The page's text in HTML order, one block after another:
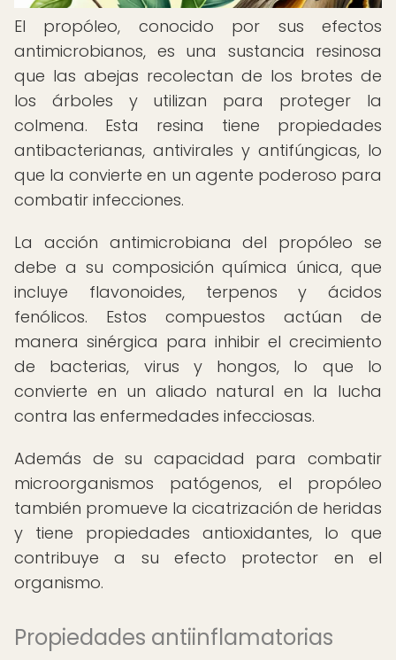
El propóleo, conocido por sus efectos
antimicrobianos, es una sustancia resinosa
que las abejas recolectan de los brotes de
los árboles y utilizan para proteger la
colmena. Esta resina tiene propiedades
antibacterianas, antivirales y antifúngicas, lo
que la convierte en un agente poderoso para
combatir infecciones.
La acción antimicrobiana del propóleo se
debe a su composición química única, que
incluye flavonoides, terpenos y ácidos
fenólicos. Estos compuestos actúan de
manera sinérgica para inhibir el crecimiento
de bacterias, virus y hongos, lo que lo
convierte en un aliado natural en la lucha
contra las enfermedades infecciosas.
Además de su capacidad para combatir
microorganismos patógenos, el propóleo
también promueve la cicatrización de heridas
y tiene propiedades antioxidantes, lo que
contribuye a su efecto protector en el
organismo.
Propiedades antiinflamatorias